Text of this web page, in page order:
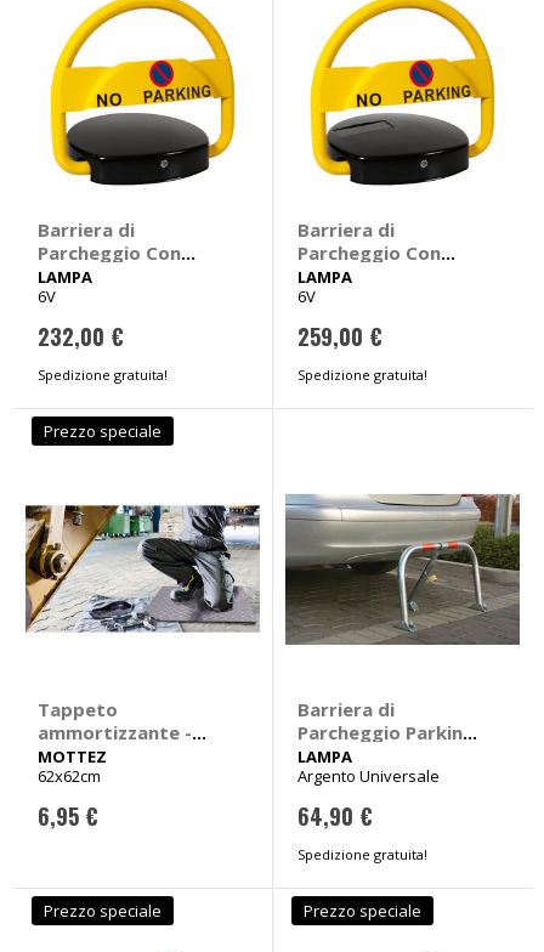
Barriera di
Parcheggio Con
telecomando -
LAMPA
LAMPA
6V
232,00 €
Spedizione gratuita!
Barriera di
Parcheggio Con
telecomando e
pannello solare -
LAMPA
6V
259,00 €
Spedizione gratuita!
Prezzo speciale
Tappeto
ammortizzante -
MOTTEZ
MOTTEZ
62x62cm
6,95 €
Barriera di
Parcheggio Parking-
Block - LAMPA
LAMPA
Argento Universale
64,90 €
Spedizione gratuita!
Prezzo speciale Prezzo speciale